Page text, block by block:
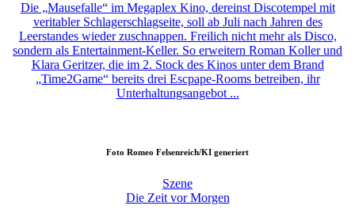
Die „Mausefalle“ im Megaplex Kino, dereinst Discotempel mit
veritabler Schlagerschlagseite, soll ab Juli nach Jahren des
Leerstandes wieder zuschnappen. Freilich nicht mehr als Disco,
sondern als Entertainment-Keller. So erweitern Roman Koller und
Klara Geritzer, die im 2. Stock des Kinos unter dem Brand
„Time2Game“ bereits drei Escpape-Rooms betreiben, ihr
Unterhaltungsangebot ...
Foto Romeo Felsenreich/KI generiert
Szene
Die Zeit vor Morgen